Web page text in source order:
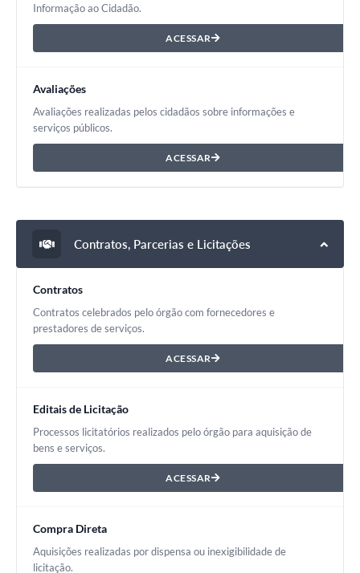
Informação ao Cidadão.
ACESSAR
Avaliações
Avaliações realizadas pelos cidadãos sobre informações e
serviços públicos.
ACESSAR
Contratos, Parcerias e Licitações
Contratos
Contratos celebrados pelo órgão com fornecedores e
prestadores de serviços.
ACESSAR
Editais de Licitação
Processos licitatórios realizados pelo órgão para aquisição de
bens e serviços.
ACESSAR
Compra Direta
Aquisições realizadas por dispensa ou inexigibilidade de
licitação.